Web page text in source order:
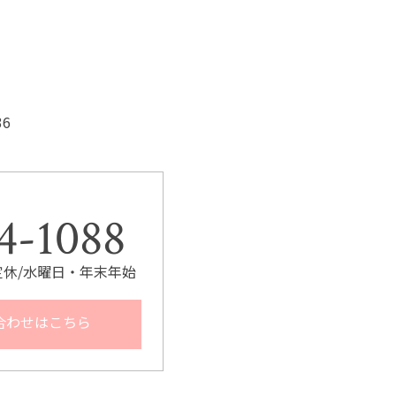
1088
/水曜日・年末年始
せはこちら